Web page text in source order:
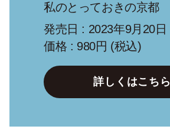
私のとっておきの京都
発売日 : 2023年9月20日
価格 : 980円 (税込)
詳しくはこちら